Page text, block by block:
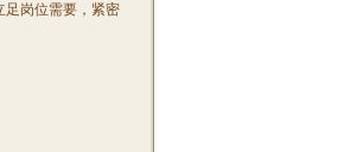
足岗位需要，紧密